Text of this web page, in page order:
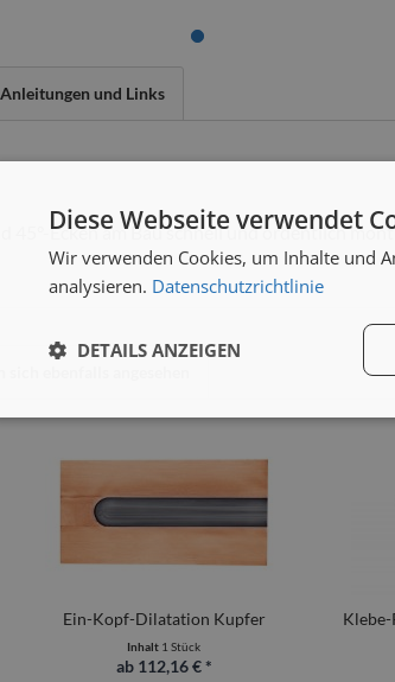
Anleitungen und Links
45°-Ecken am Bau schnell und ordentlich
ebenfalls angesehen
Ein-Kopf-Dilatation Kupfer
Inhalt 1 Stück
ab 112,16 € *
Diese Webseite verwendet
Wir verwenden Cookies, um Inhalte und
analysieren. Datenschutzrichtlinie
DETAILS ANZEIGEN